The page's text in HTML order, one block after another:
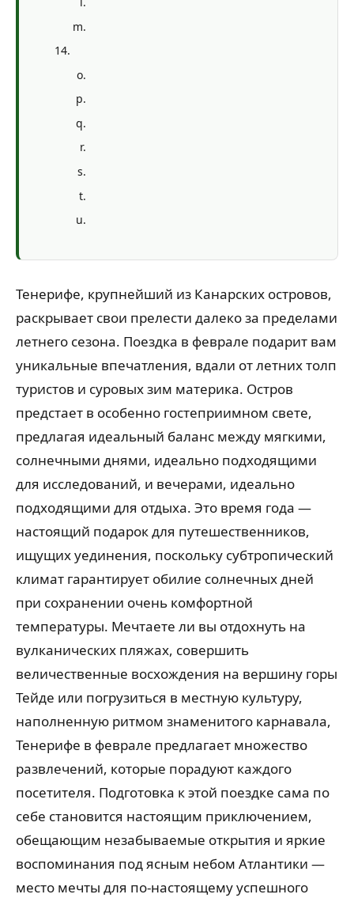
Тенерифе, крупнейший из Канарских островов,
раскрывает свои прелести далеко за пределами
летнего сезона. Поездка в феврале подарит вам
уникальные впечатления, вдали от летних толп
туристов и суровых зим материка. Остров
предстает в особенно гостеприимном свете,
предлагая идеальный баланс между мягкими,
солнечными днями, идеально подходящими
для исследований, и вечерами, идеально
подходящими для отдыха. Это время года —
настоящий подарок для путешественников,
ищущих уединения, поскольку субтропический
климат гарантирует обилие солнечных дней
при сохранении очень комфортной
температуры. Мечтаете ли вы отдохнуть на
вулканических пляжах, совершить
величественные восхождения на вершину горы
Тейде или погрузиться в местную культуру,
наполненную ритмом знаменитого карнавала,
Тенерифе в феврале предлагает множество
развлечений, которые порадуют каждого
посетителя. Подготовка к этой поездке сама по
себе становится настоящим приключением,
обещающим незабываемые открытия и яркие
воспоминания под ясным небом Атлантики —
место мечты для по-настоящему успешного